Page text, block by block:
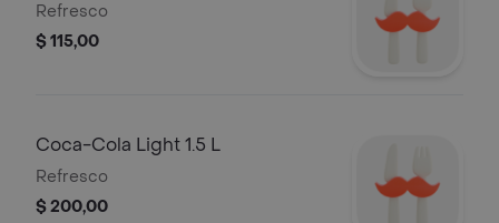
Refresco
$ 115,00
Coca-Cola Light 1.5 L
Refresco
$ 200,00